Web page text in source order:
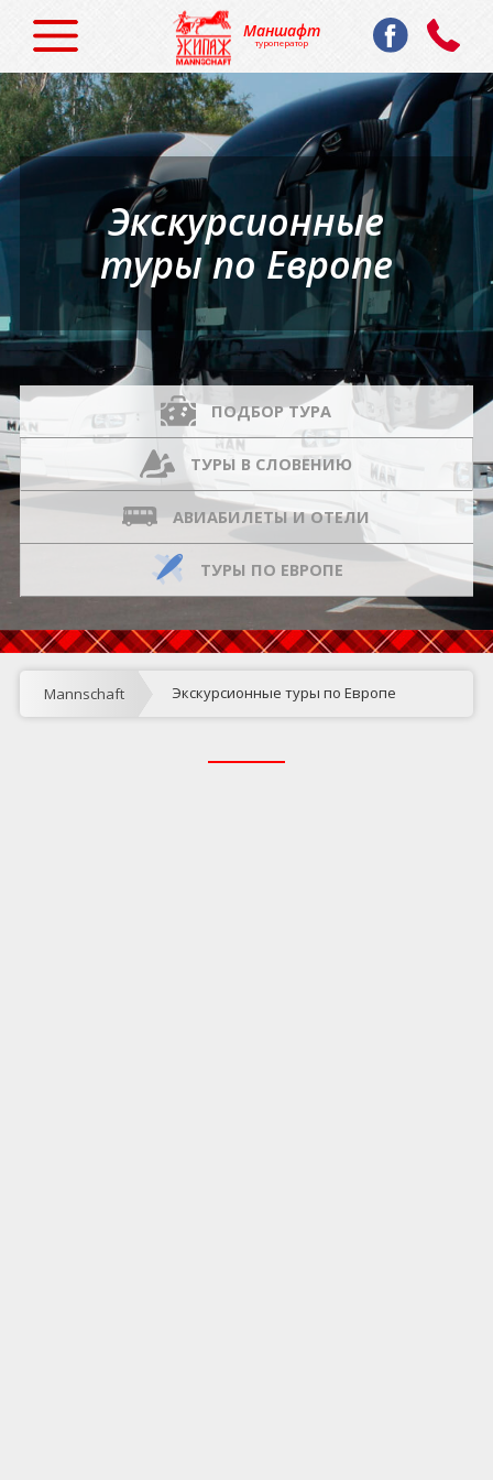
Маншафт
туроператор
Экскурсионные
туры по Европе
ПОДБОР ТУРА
ТУРЫ В СЛОВЕНИЮ
АВИАБИЛЕТЫ И ОТЕЛИ
ТУРЫ ПО ЕВРОПЕ
Mannschaft Экскурсионные туры по Европе